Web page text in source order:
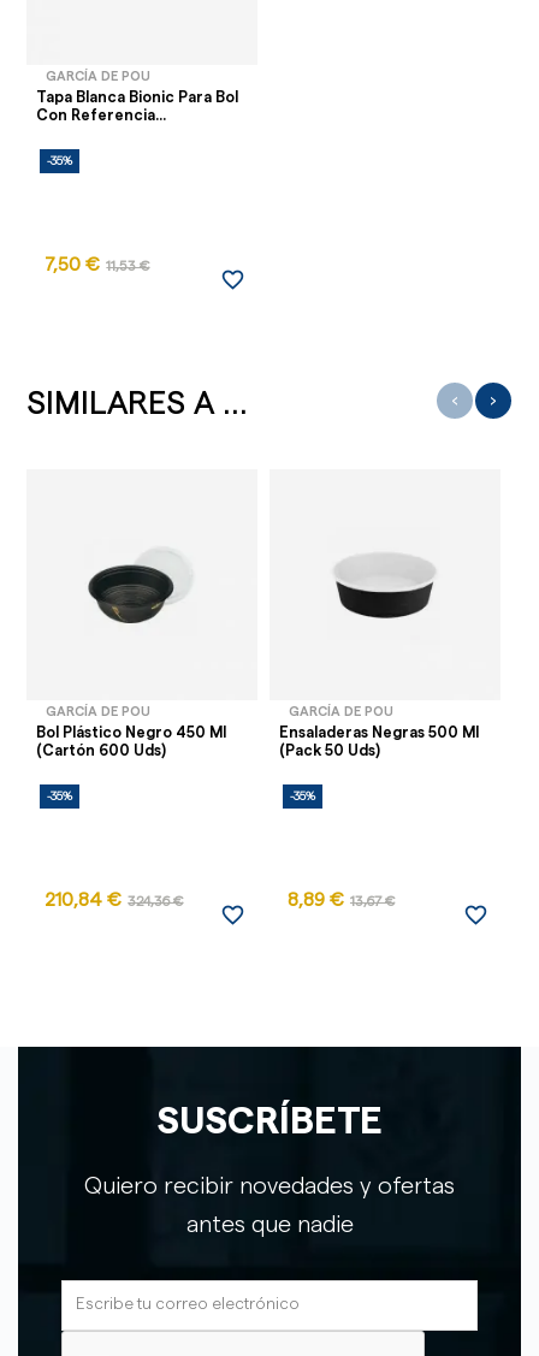
GARCÍA DE POU
Tapa Blanca Bionic Para Bol
Con Referencia...
-35%
7,50 € 11,53 €
favorite_border
SIMILARES A ...
GARCÍA DE POU
Bol Plástico Negro 450 Ml
(Cartón 600 Uds)
-35%
210,84 € 324,36 €
favorite_border
GARCÍA DE POU
Ensaladeras Negras 500 Ml
(Pack 50 Uds)
-35%
8,89 € 13,67 €
favorite_border
‹ ›
SUSCRÍBETE
Quiero recibir novedades y ofertas
antes que nadie